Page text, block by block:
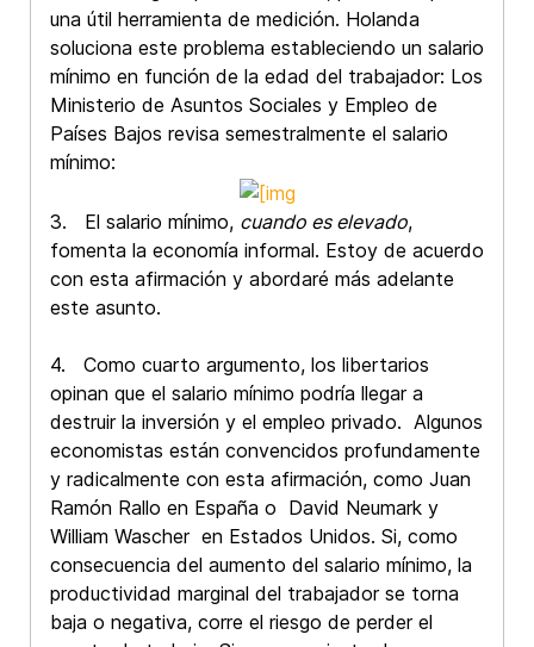
una útil herramienta de medición. Holanda
soluciona este problema estableciendo un salario
mínimo en función de la edad del trabajador: Los
Ministerio de Asuntos Sociales y Empleo de
Países Bajos revisa semestralmente el salario
mínimo:
3. El salario mínimo, cuando es elevado,
fomenta la economía informal. Estoy de acuerdo
con esta afirmación y abordaré más adelante
este asunto.
4. Como cuarto argumento, los libertarios
opinan que el salario mínimo podría llegar a
destruir la inversión y el empleo privado. Algunos
economistas están convencidos profundamente
y radicalmente con esta afirmación, como Juan
Ramón Rallo en España o David Neumark y
William Wascher en Estados Unidos. Si, como
consecuencia del aumento del salario mínimo, la
productividad marginal del trabajador se torna
baja o negativa, corre el riesgo de perder el